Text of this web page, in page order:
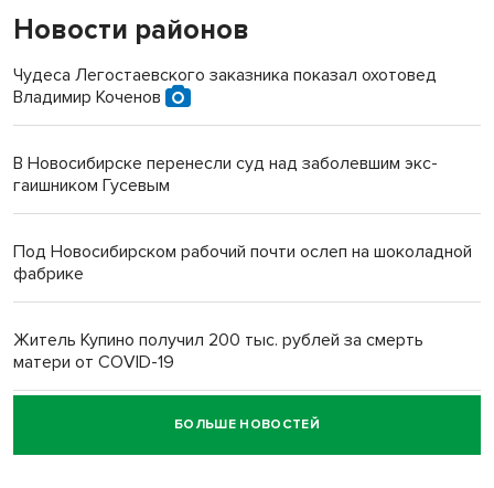
Новости районов
Чудеса Легостаевского заказника показал охотовед
Владимир Коченов
В Новосибирске перенесли суд над заболевшим экс-
гаишником Гусевым
Под Новосибирском рабочий почти ослеп на шоколадной
фабрике
Житель Купино получил 200 тыс. рублей за смерть
матери от COVID-19
Новосибирский суд наказал водителя за смерть
пенсионерки на вокзале
БОЛЬШЕ НОВОСТЕЙ